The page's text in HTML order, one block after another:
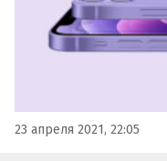
23 апреля 2021, 22:05